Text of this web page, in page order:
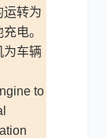
运转为
电。
为车辆
to